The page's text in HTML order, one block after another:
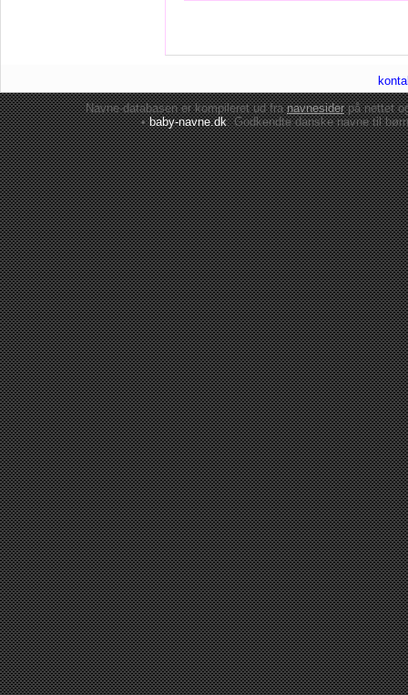
Navne-databasen er kompileret ud franavnesiderpå nettet
•baby-navne.dk: Godkendte danskenavne til børn